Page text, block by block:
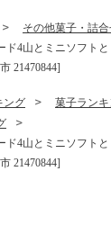
その他菓子・詰
ド4山とミニソフト
21470844]
ング
菓子ラン
ド4山とミニソフト
21470844]